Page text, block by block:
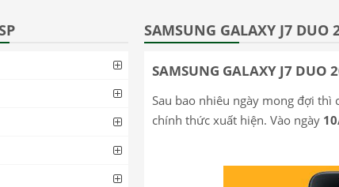
SAMSUNG GALAXY J7
SAMSUNG GALAXY J7 DUO
Sau bao nhiêu ngày mong đợi thì
chính thức xuất hiện. Vào ngày